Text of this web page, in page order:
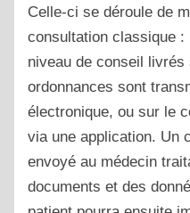
Celle-ci se déroule de
consultation classique
niveau de conseil
ordonnances sont
électronique, ou sur le
via une application. Un
envoyé au médecin
documents et des